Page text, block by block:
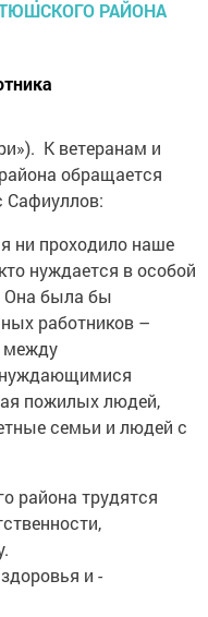
К ветеранам и
обращается
Сафиуллов:
ни проходило наше
нуждается в особой
Она была бы
работников –
между
пожилых людей,
семьи и людей с
района трудятся
и